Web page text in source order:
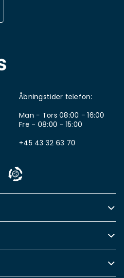
Åbningstider telefon:
Man - Tors 08:00 - 16:00
Fre - 08:00 - 15:00
+45 43 32 63 70